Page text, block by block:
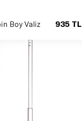
Boy Valiz 935 TL